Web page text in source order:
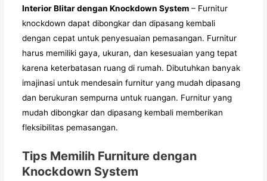
Interior Blitar dengan Knockdown System – Furnitur
knockdown dapat dibongkar dan dipasang kembali
dengan cepat untuk penyesuaian pemasangan. Furnitur
harus memiliki gaya, ukuran, dan kesesuaian yang tepat
karena keterbatasan ruang di rumah. Dibutuhkan banyak
imajinasi untuk mendesain furnitur yang mudah dipasang
dan berukuran sempurna untuk ruangan. Furnitur yang
mudah dibongkar dan dipasang kembali memberikan
fleksibilitas pemasangan.
Tips Memilih Furniture dengan
Knockdown System